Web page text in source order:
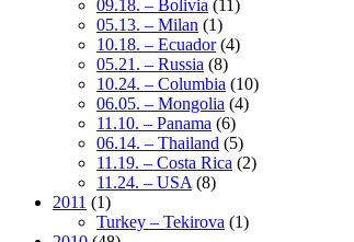
09.18. – Bolivia (11)
05.13. – Milan (1)
10.18. – Ecuador(4)
05.21. – Russia (8)
10.24. – Columbia (10)
06.05. – Mongolia (4)
11.10. – Panama (6)
06.14. – Thailand (5)
11.19. – Costa Rica (2)
11.24. – USA (8)
2011 (1)
Turkey – Tekirova (1)